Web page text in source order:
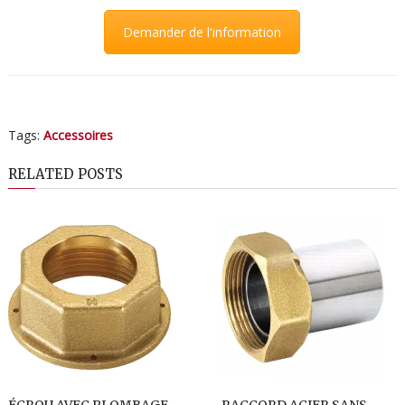
Demander de l'information
Tags: Accessoires
RELATED POSTS